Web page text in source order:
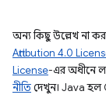
অন্য কিছু উল্লেখ না
Attribution 4.0
License-এর অধীনে
নীতিদেখুন। Java হল